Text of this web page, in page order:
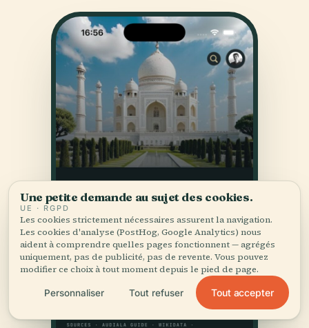
Une petite demande au sujet des cookies.
UE · RGPD
Les cookies strictement nécessaires assurent la navigation.
Les cookies d'analyse (PostHog, Google Analytics) nous
aident à comprendre quelles pages fonctionnent — agrégés
uniquement, pas de publicité, pas de revente. Vous pouvez
modifier ce choix à tout moment depuis le pied de page.
Personnaliser Tout refuser Tout accepter